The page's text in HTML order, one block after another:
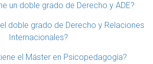
un doble grado de Derecho y ADE?
doble grado de Derecho y Relaciones
Internacionales?
el Máster en Psicopedagogía?